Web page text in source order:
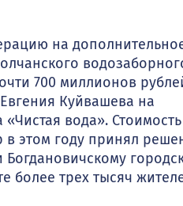
на
700 миллионов
Куйвашева на
вода». Стоимость
в этом году принял
более трех тысяч